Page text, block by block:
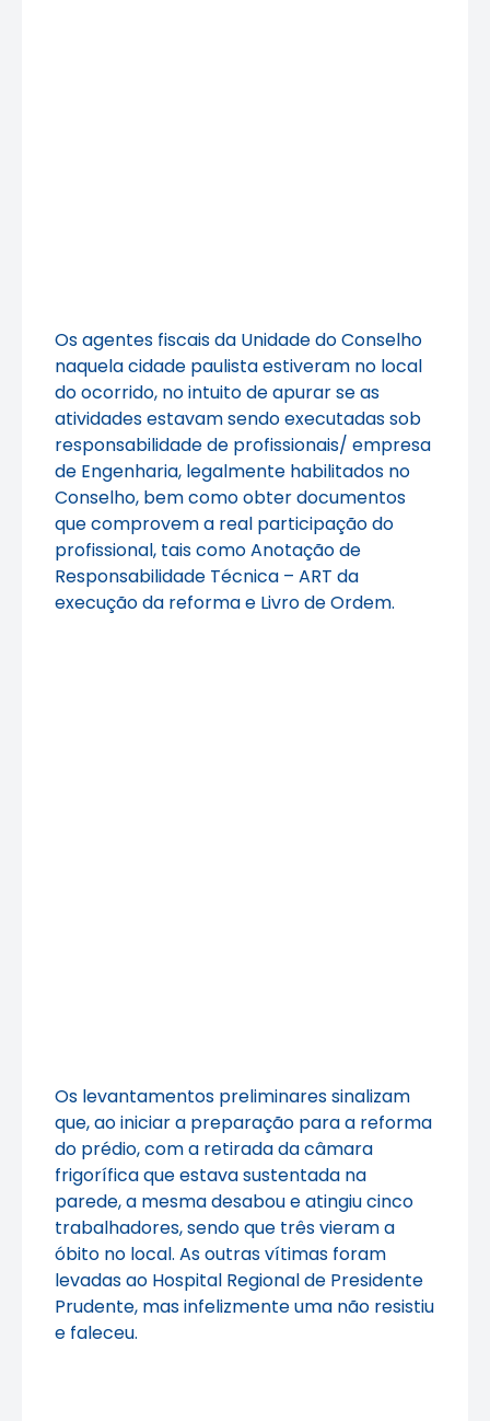
Os agentes fiscais da Unidade do Conselho
naquela cidade paulista estiveram no local
do ocorrido, no intuito de apurar se as
atividades estavam sendo executadas sob
responsabilidade de profissionais/ empresa
de Engenharia, legalmente habilitados no
Conselho, bem como obter documentos
que comprovem a real participação do
profissional, tais como Anotação de
Responsabilidade Técnica – ART da
execução da reforma e Livro de Ordem.
Os levantamentos preliminares sinalizam
que, ao iniciar a preparação para a reforma
do prédio, com a retirada da câmara
frigorífica que estava sustentada na
parede, a mesma desabou e atingiu cinco
trabalhadores, sendo que três vieram a
óbito no local. As outras vítimas foram
levadas ao Hospital Regional de Presidente
Prudente, mas infelizmente uma não resistiu
e faleceu.